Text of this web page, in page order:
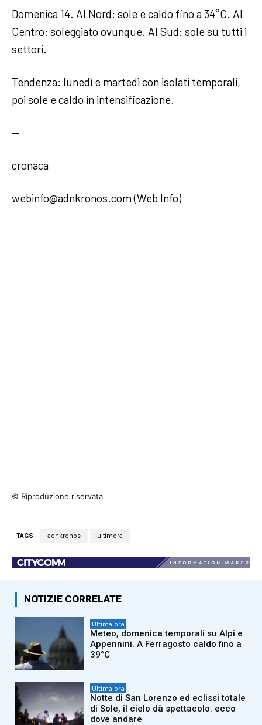
Domenica 14. Al Nord: sole e caldo fino a 34°C. Al
Centro: soleggiato ovunque. Al Sud: sole su tutti i
settori.
Tendenza: lunedì e martedì con isolati temporali,
poi sole e caldo in intensificazione.
—
cronaca
webinfo@adnkronos.com (Web Info)
© Riproduzione riservata
TAGS adnkronos ultimora
NOTIZIE CORRELATE
Ultima ora
Meteo, domenica temporali su Alpi e
Appennini. A Ferragosto caldo fino a
39°C
Ultima ora
Notte di San Lorenzo ed eclissi totale
di Sole, il cielo dà spettacolo: ecco
dove andare